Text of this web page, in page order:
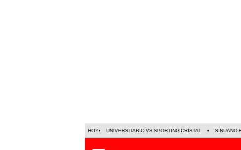
HOY UNIVERSITARIO VS SPORTING CRISTAL SINUANO